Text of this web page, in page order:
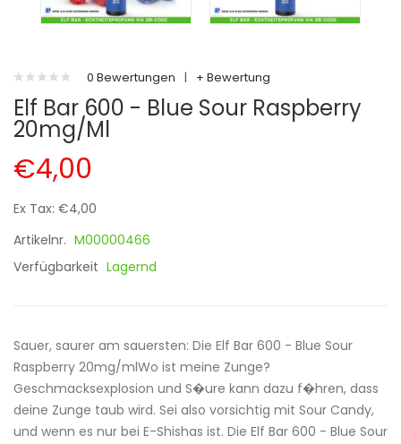
0 Bewertungen | + Bewertung
Elf Bar 600 - Blue Sour Raspberry
20mg/ml
€4,00
Ex Tax: €4,00
Artikelnr. M00000466
Verfügbarkeit Lagernd
Sauer, saurer am sauersten: Die Elf Bar 600 - Blue Sour
Raspberry 20mg/mlWo ist meine Zunge?
Geschmacksexplosion und S�ure kann dazu f�hren, dass
deine Zunge taub wird. Sei also vorsichtig mit Sour Candy,
und wenn es nur bei E-Shishas ist. Die Elf Bar 600 - Blue Sour